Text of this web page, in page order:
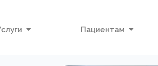
Пациентам